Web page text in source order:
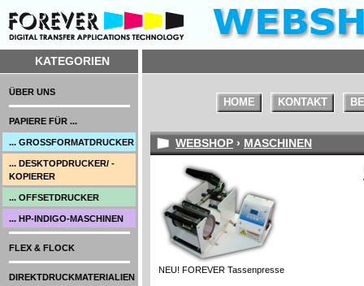
KATEGORIEN
HOME KONTAKT
WEBSHOP › MASCHINEN
NEU! FOREVER Tassenpresse
ÜBER UNS
PAPIERE FÜR ...
... GROSSFORMATDRUCKER
... DESKTOPDRUCKER/ -
KOPIERER
... OFFSETDRUCKER
... HP-INDIGO-MASCHINEN
FLEX & FLOCK
DIREKTDRUCKMATERIALIEN